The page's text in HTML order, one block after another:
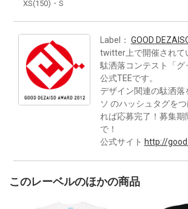
XS(150)・S
Label： GOOD
twitter上で開催されて
駄洒落コンテスト「グ
公式TEEです。
デザイン関連の駄洒落
ソ のハッシュタグを
れば応募完了！募集期
で！
公式サイト http://
このレーベルのほかの商品